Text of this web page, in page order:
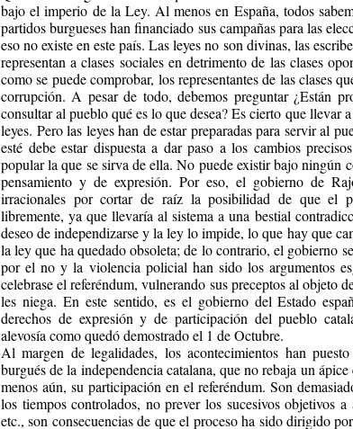
bajo el imperio de la Ley. Al menos en España, todos
partidos burgueses han financiado sus campañas para las
eso no existe en este país. Las leyes no son divinas, las
representan a clases sociales en detrimento de las clases
como se puede comprobar, los representantes de las clases
corrupción. A pesar de todo, debemos preguntar ¿Están
consultar al pueblo qué es lo que desea? Es cierto que llevar
leyes. Pero las leyes han de estar preparadas para servir al
esté debe estar dispuesta a dar paso a los cambios
popular la que se sirva de ella. No puede existir bajo ningún
pensamiento y de expresión. Por eso, el gobierno de
irracionales por cortar de raíz la posibilidad de que el
libremente, ya que llevaría al sistema a una bestial
deseo de independizarse y la ley lo impide, lo que hay que
la ley que ha quedado obsoleta; de lo contrario, el gobierno
por el no y la violencia policial han sido los argumentos
celebrase el referéndum, vulnerando sus preceptos al objeto
les niega. En este sentido, es el gobierno del Estado
derechos de expresión y de participación del pueblo
alevosía como quedó demostrado el 1 de Octubre.
Al margen de legalidades, los acontecimientos han
burgués de la independencia catalana, que no rebaja un
menos aún, su participación en el referéndum. Son
los tiempos controlados, no prever los sucesivos objetivos
etc., son consecuencias de que el proceso ha sido dirigido